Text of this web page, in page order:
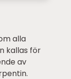
alla
kallas för
av